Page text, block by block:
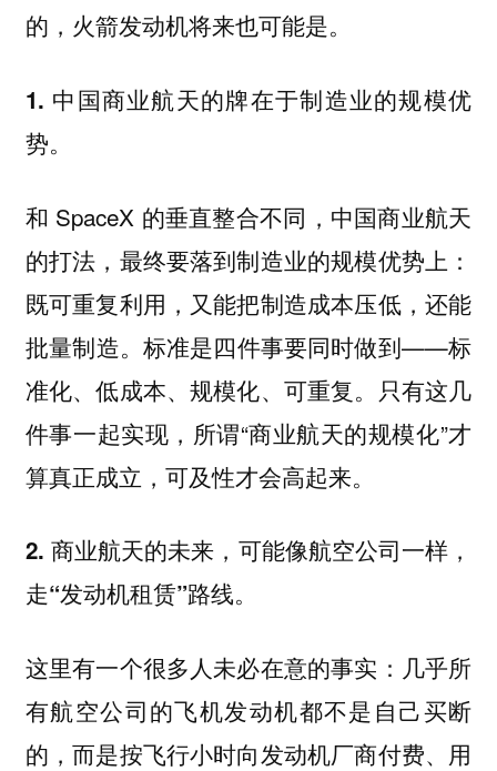
的，火箭发动机将来也可能是。
1. 中国商业航天的牌在于制造业的规模优
势。
和 SpaceX 的垂直整合不同，中国商业航天
的打法，最终要落到制造业的规模优势上：
既可重复利用，又能把制造成本压低，还能
批量制造。标准是四件事要同时做到——标
准化、低成本、规模化、可重复。只有这几
件事一起实现，所谓“商业航天的规模化”才
算真正成立，可及性才会高起来。
2. 商业航天的未来，可能像航空公司一样，
走“发动机租赁”路线。
这里有一个很多人未必在意的事实：几乎所
有航空公司的飞机发动机都不是自己买断
的，而是按飞行小时向发动机厂商付费、用